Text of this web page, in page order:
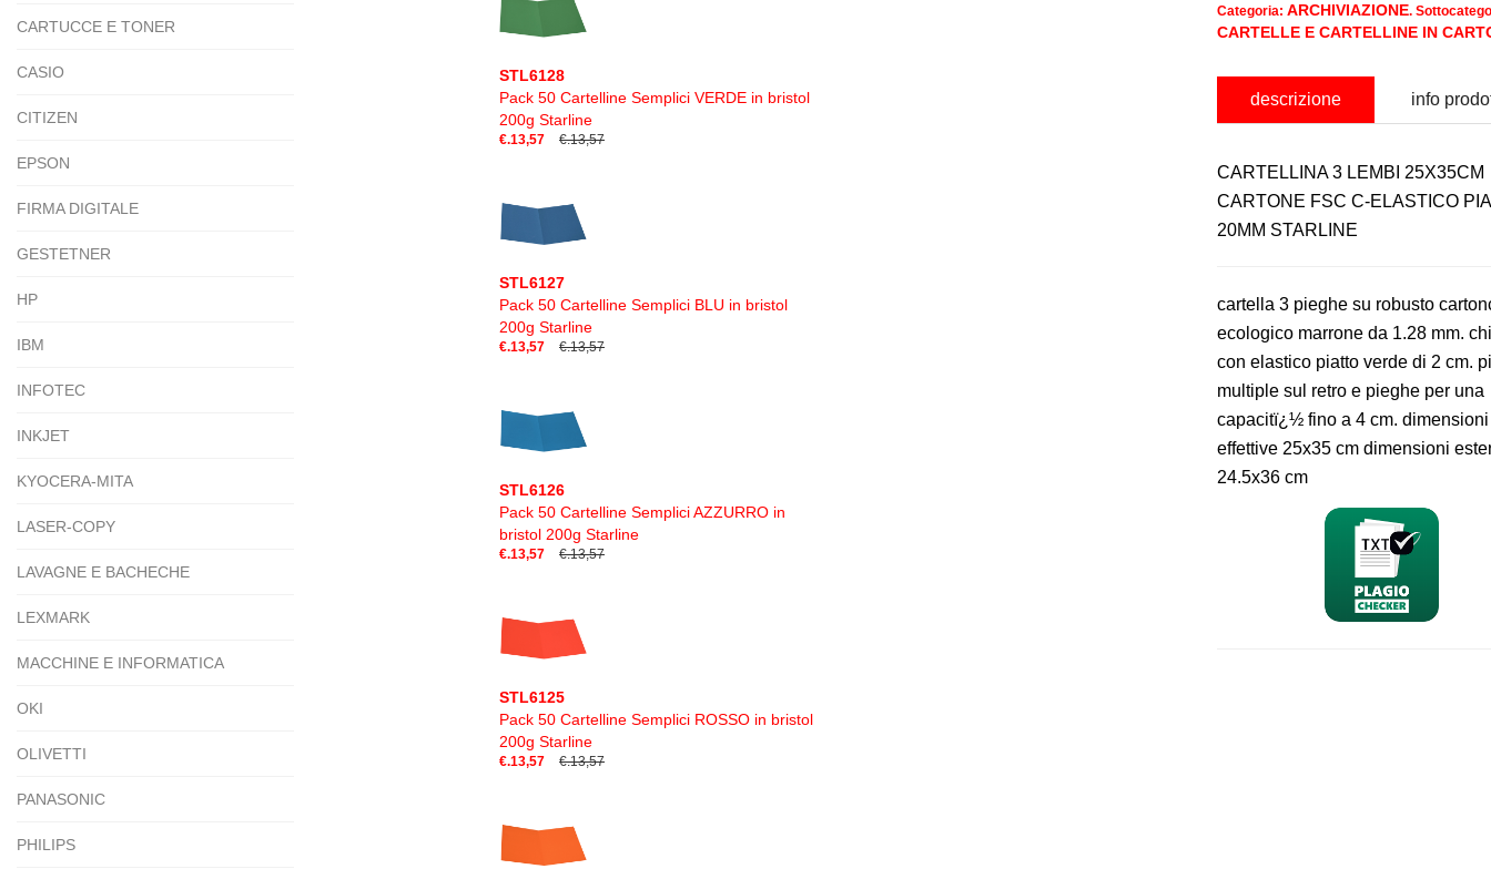
CARTUCCE E TONER
CASIO
CITIZEN
EPSON
FIRMA DIGITALE
GESTETNER
HP
IBM
INFOTEC
INKJET
KYOCERA-MITA
LASER-COPY
LAVAGNE E BACHECHE
LEXMARK
MACCHINE E INFORMATICA
OKI
OLIVETTI
PANASONIC
PHILIPS
STL6128
Pack 50 Cartelline Semplici VERDE in bristol
200g Starline
€.13,57 €.13,57
STL6127
Pack 50 Cartelline Semplici BLU in bristol
200g Starline
€.13,57 €.13,57
STL6126
Pack 50 Cartelline Semplici AZZURRO in
bristol 200g Starline
€.13,57 €.13,57
STL6125
Pack 50 Cartelline Semplici ROSSO in bristol
200g Starline
€.13,57 €.13,57
Categoria: ARCHIVIAZIONE.
CARTELLE E CARTELLINE IN
descrizione info
CARTELLINA 3 LEMBI 25X35CM
CARTONE FSC C-ELASTICO
20MM STARLINE
cartella 3 pieghe su robusto
ecologico marrone da 1.28 mm.
con elastico piatto verde di 2 cm.
multiple sul retro e pieghe per una
capacitï¿½ fino a 4 cm. dimensioni
effettive 25x35 cm dimensioni
24.5x36 cm